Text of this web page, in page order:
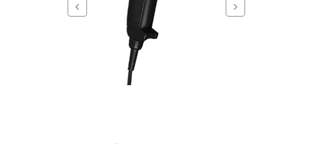
chevron_left chevron_right